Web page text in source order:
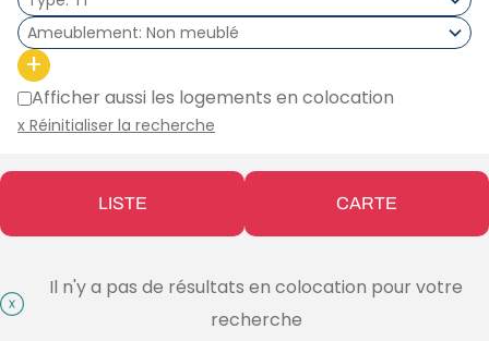
Ameublement Non meublé
+
Afficher aussi les logements en colocation
x Réinitialiser la recherche
LISTE CARTE
Il n'y a pas de résultats en colocation pour votre
recherche